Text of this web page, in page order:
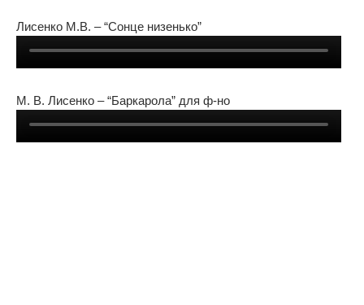
Лисенко М.В. – “Сонце низенько”
М. В. Лисенко – “Баркарола” для ф-но